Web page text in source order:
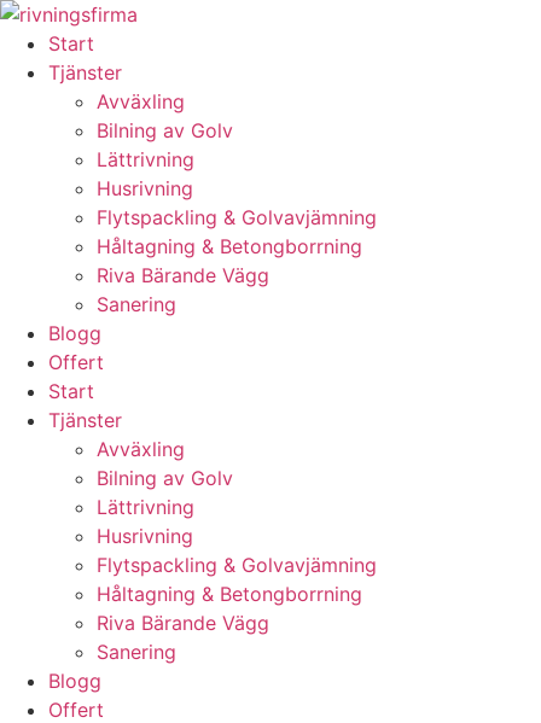
Skip
content
Start
Tjänster
Avväxling
Bilning av Golv
Lättrivning
Husrivning
Flytspackling & Golvavjämning
Håltagning & Betongborrning
Riva Bärande Vägg
Sanering
Blogg
Offert
Start
Tjänster
Avväxling
Bilning av Golv
Lättrivning
Husrivning
Flytspackling & Golvavjämning
Håltagning & Betongborrning
Riva Bärande Vägg
Sanering
Blogg
Offert